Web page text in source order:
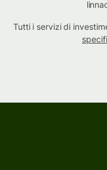
Tutti i servizi di